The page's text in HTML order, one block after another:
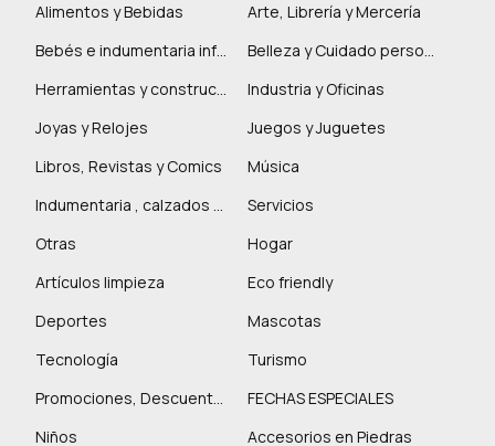
Alimentos y Bebidas
Arte, Librería y Mercería
Bebés e indumentaria infantil
Belleza y Cuidado personal
Herramientas y construcción
Industria y Oficinas
Joyas y Relojes
Juegos y Juguetes
Libros, Revistas y Comics
Música
Indumentaria , calzados y marroquinería
Servicios
Otras
Hogar
Artículos limpieza
Eco friendly
Deportes
Mascotas
Tecnología
Turismo
Promociones, Descuentos y más
FECHAS ESPECIALES
Niños
Accesorios en Piedras